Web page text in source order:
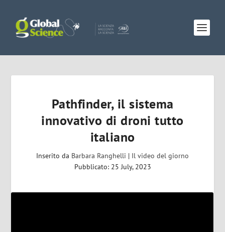
Pathfinder, il sistema
innovativo di droni tutto
italiano
Inserito da Barbara Ranghelli | Il video del giorno
Pubblicato: 25 July, 2023